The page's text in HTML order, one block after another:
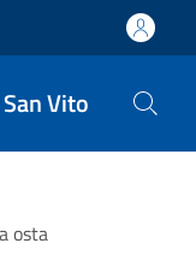
Vito
osta